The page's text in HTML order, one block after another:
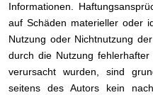
Informationen.
auf Schäden materieller oder
Nutzung oder Nichtnutzung
durch die Nutzung
verursacht wurden, sind
seitens des Autors kein